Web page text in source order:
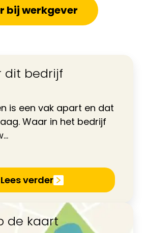
bij werkgever
dit bedrijf
is een vak apart en dat
Waar in het bedrijf
Lees verder
de kaart